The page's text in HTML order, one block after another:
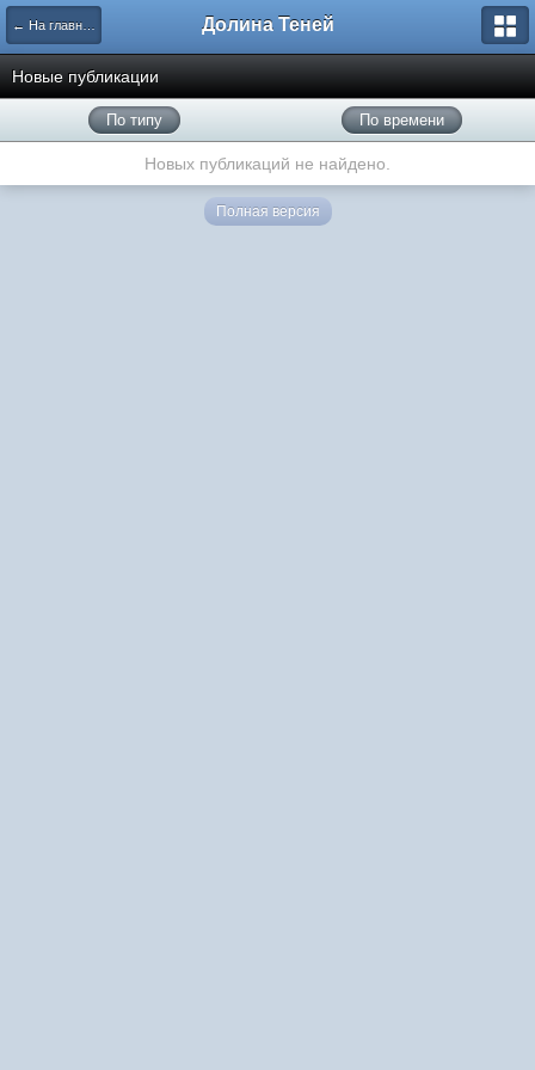
← На главную Долина Теней
Новые публикации
По типу По времени
Новых публикаций не найдено.
Полная версия